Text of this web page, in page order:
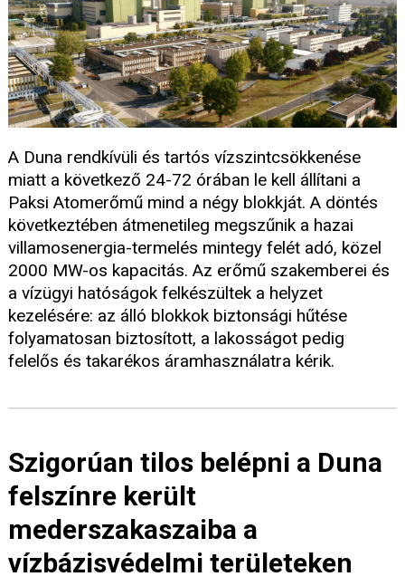
A Duna rendkívüli és tartós vízszintcsökkenése
miatt a következő 24-72 órában le kell állítani a
Paksi Atomerőmű mind a négy blokkját. A döntés
következtében átmenetileg megszűnik a hazai
villamosenergia-termelés mintegy felét adó, közel
2000 MW-os kapacitás. Az erőmű szakemberei és
a vízügyi hatóságok felkészültek a helyzet
kezelésére: az álló blokkok biztonsági hűtése
folyamatosan biztosított, a lakosságot pedig
felelős és takarékos áramhasználatra kérik.
Szigorúan tilos belépni a Duna
felszínre került
mederszakaszaiba a
vízbázisvédelmi területeken